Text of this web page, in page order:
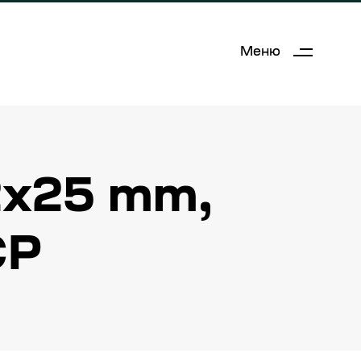
Меню
mm,